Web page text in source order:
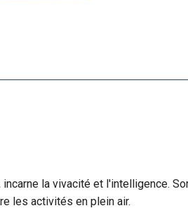
la vivacité et l'intelligence.
les activités en plein air.